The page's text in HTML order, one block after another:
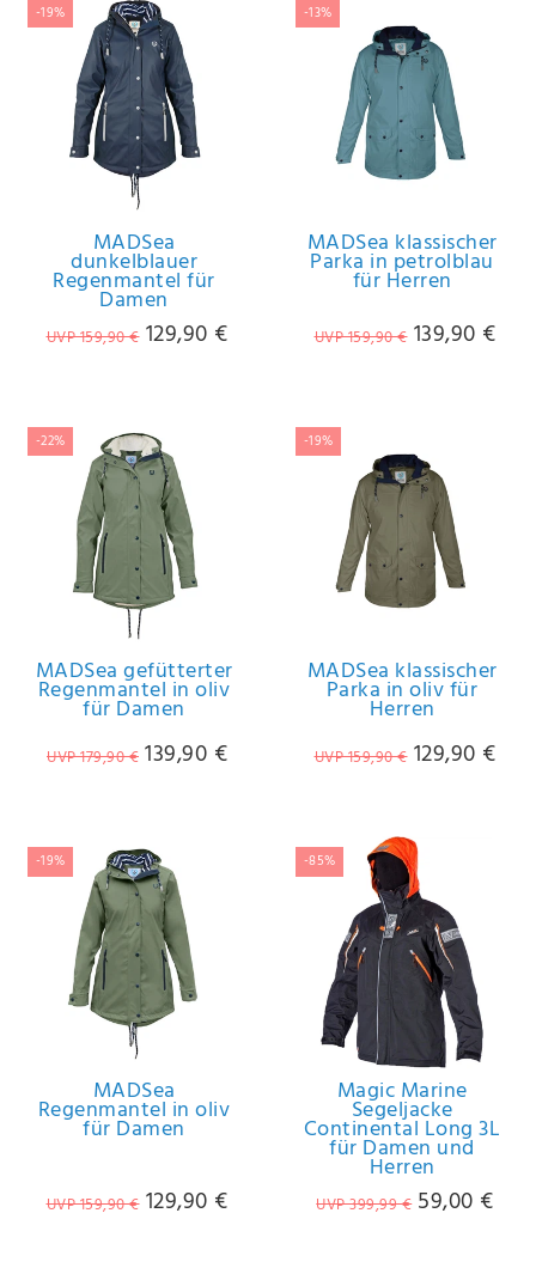
-19%
MADSea
dunkelblauer
Regenmantel für
Damen
UVP 159,90 € 129,90 €
-13%
MADSea klassischer
Parka in petrolblau
für Herren
UVP 159,90 € 139,90 €
-22%
MADSea gefütterter
Regenmantel in oliv
für Damen
UVP 179,90 € 139,90 €
-19%
MADSea klassischer
Parka in oliv für
Herren
UVP 159,90 € 129,90 €
-19%
MADSea
Regenmantel in oliv
für Damen
UVP 159,90 € 129,90 €
-85%
Magic Marine
Segeljacke
Continental Long 3L
für Damen und
Herren
UVP 399,99 € 59,00 €